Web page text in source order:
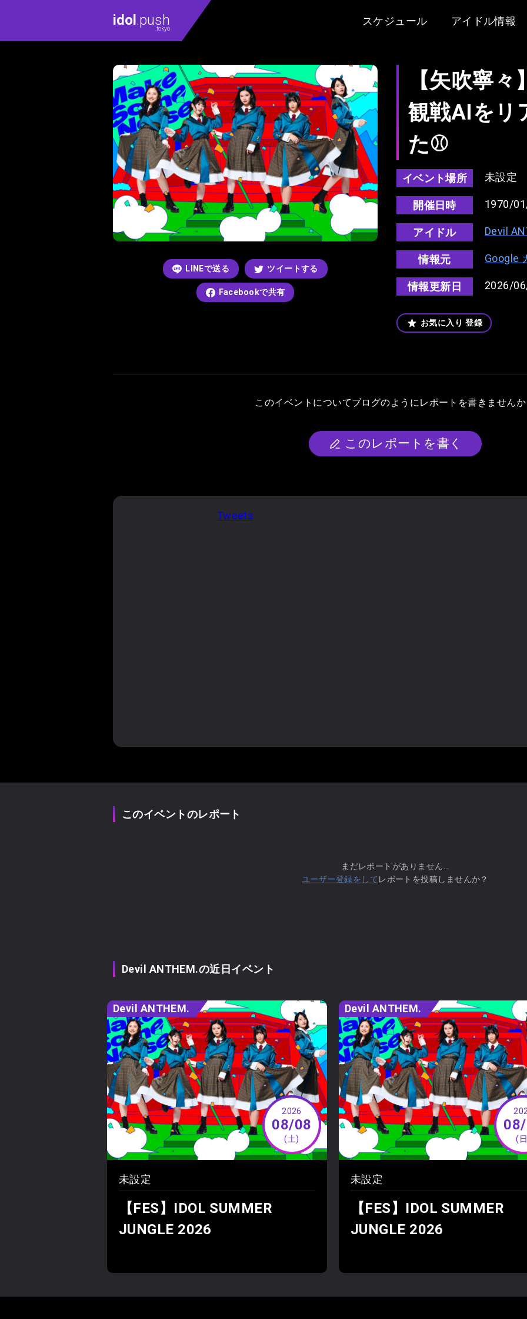
idol .push
.tokyo
スケジュール アイドル情報
LINEで送る ツイートする
Facebookで共有
【矢吹寧
観戦AIをリ
た⚾️⁡
イベント場所 未設定
開催日時 1970/
アイドル Devil
情報元 Google
情報更新日 2026/
お気に入り 登録
このイベントについてブログのようにレポートを書きませんか
このレポートを書く
Tweets
このイベントのレポート
まだレポートがありません...
ユーザー登録をして レポートを投稿しませんか？
Devil ANTHEM.の近日イベント
Devil ANTHEM.
2026
08/08
(土)
未設定
【FES】IDOL SUMMER
JUNGLE 2026
Devil ANTHEM.
(
未設定
【FES】IDOL SUMMER
JUNGLE 2026